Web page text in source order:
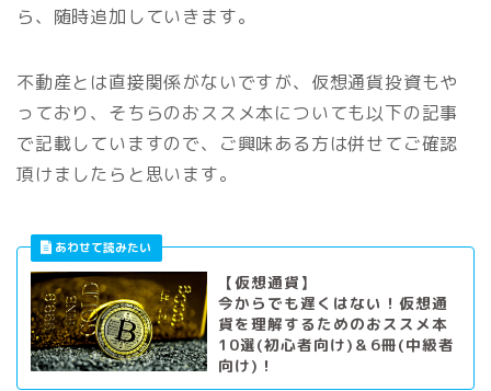
ら、随時追加していきます。
不動産とは直接関係がないですが、仮想通貨投資もや
っており、そちらのおススメ本についても以下の記事
で記載していますので、ご興味ある方は併せてご確認
頂けましたらと思います。
【仮想通貨】
今からでも遅くはない！仮想通
貨を理解するためのおススメ本
10選(初心者向け)＆6冊(中級者
向け)！